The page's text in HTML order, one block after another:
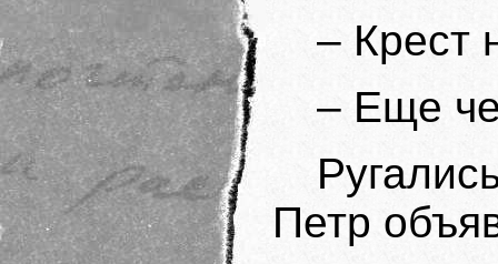
– Крест
– Еще
Петр